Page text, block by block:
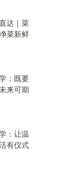
达｜菜
菜新鲜
：既要
来可期
：让温
有仪式